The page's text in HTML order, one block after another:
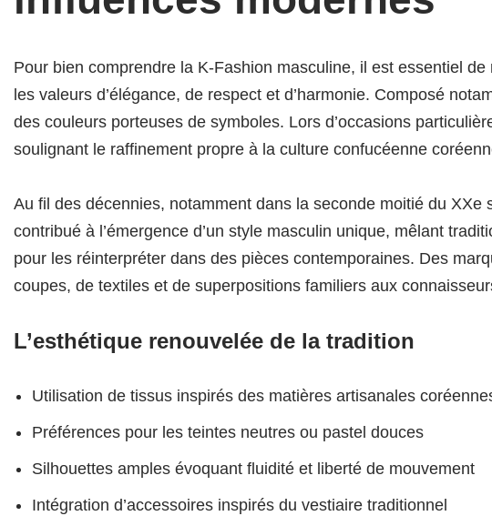
Pour bien comprendre la K-Fashion masculine, il est essentiel
les valeurs d’élégance, de respect et d’harmonie. Composé
des couleurs porteuses de symboles. Lors d’occasions
soulignant le raffinement propre à la culture confucéenne
Au fil des décennies, notamment dans la seconde moitié du
contribué à l’émergence d’un style masculin unique, mêlant
pour les réinterpréter dans des pièces contemporaines. Des
coupes, de textiles et de superpositions familiers aux
L’esthétique renouvelée de la tradition
Utilisation de tissus inspirés des matières artisanales
Préférences pour les teintes neutres ou pastel douces
Silhouettes amples évoquant fluidité et liberté de mouvement
Intégration d’accessoires inspirés du vestiaire traditionnel